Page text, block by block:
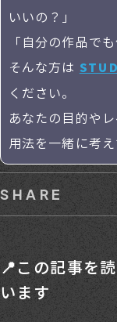
いいの？」
「自分の作品で
そんな方は
ください。
あなたの目的や
用法を一緒に考え
SHARE
📍この記事を
います